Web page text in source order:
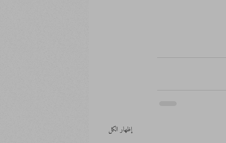
إظهار الكل